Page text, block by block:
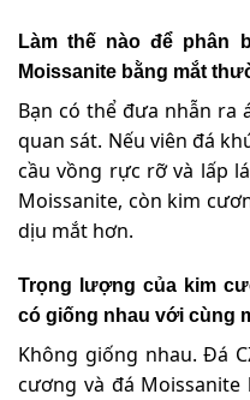
Làm thế nào để phân
Moissanite bằng mắt
Bạn có thể đưa nhẫn ra
quan sát. Nếu viên đá
cầu vồng rực rỡ và lấp
Moissanite, còn kim
dịu mắt hơn.
Trọng lượng của kim
có giống nhau với cùng
Không giống nhau. Đá
cương và đá